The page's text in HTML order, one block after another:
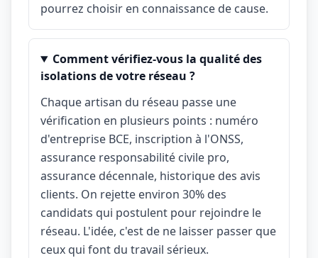
pourrez choisir en connaissance de cause.
Comment vérifiez-vous la qualité des
isolations de votre réseau ?
Chaque artisan du réseau passe une
vérification en plusieurs points : numéro
d'entreprise BCE, inscription à l'ONSS,
assurance responsabilité civile pro,
assurance décennale, historique des avis
clients. On rejette environ 30% des
candidats qui postulent pour rejoindre le
réseau. L'idée, c'est de ne laisser passer que
ceux qui font du travail sérieux.